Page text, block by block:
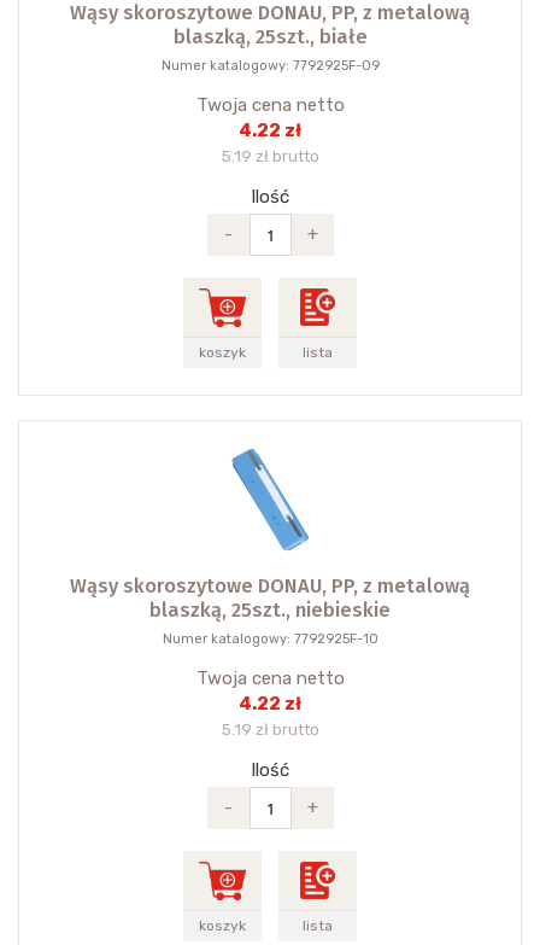
Wąsy skoroszytowe DONAU, PP, z metalową
blaszką, 25szt., białe
Numer katalogowy: 7792925F-09
Twoja cena netto
4.22 zł
5.19 zł brutto
Ilość
-
+
koszyk lista
Wąsy skoroszytowe DONAU, PP, z metalową
blaszką, 25szt., niebieskie
Numer katalogowy: 7792925F-10
Twoja cena netto
4.22 zł
5.19 zł brutto
Ilość
-
+
koszyk lista